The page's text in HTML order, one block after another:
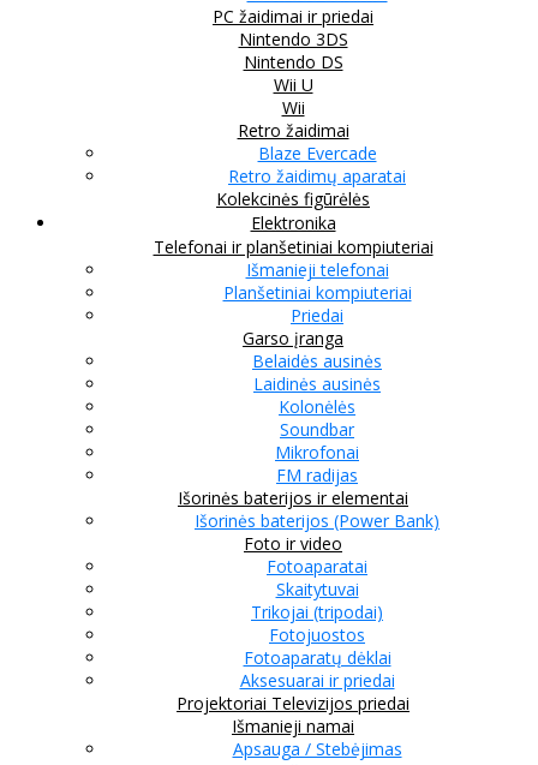
PC žaidimai ir priedai
Nintendo 3DS
Nintendo DS
Wii U
Wii
Retro žaidimai
Blaze Evercade
Retro žaidimų aparatai
Kolekcinės figūrėlės
Elektronika
Telefonai ir planšetiniai kompiuteriai
Išmanieji telefonai
Planšetiniai kompiuteriai
Priedai
Garso įranga
Belaidės ausinės
Laidinės ausinės
Kolonėlės
Soundbar
Mikrofonai
FM radijas
Išorinės baterijos ir elementai
Išorinės baterijos (Power Bank)
Foto ir video
Fotoaparatai
Skaitytuvai
Trikojai (tripodai)
Fotojuostos
Fotoaparatų dėklai
Aksesuarai ir priedai
Projektoriai Televizijos priedai
Išmanieji namai
Apsauga / Stebėjimas